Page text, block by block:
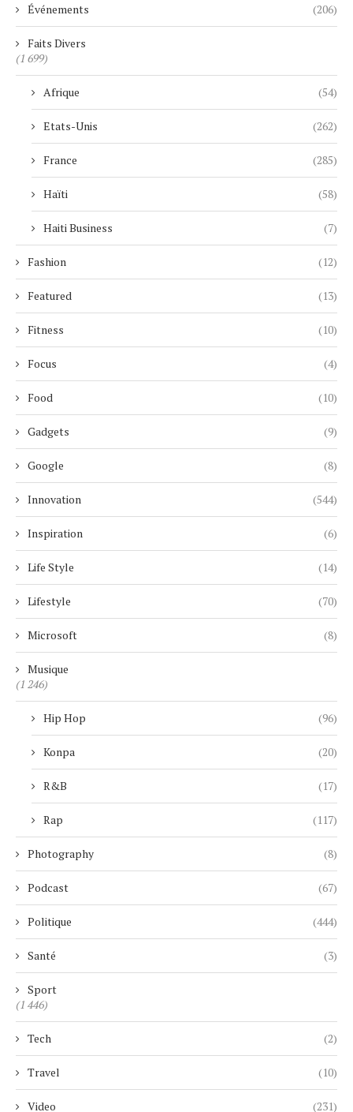
Événements (206)
Faits Divers
(1 699)
Afrique (54)
Etats-Unis (262)
France (285)
Haïti (58)
Haiti Business (7)
Fashion (12)
Featured (13)
Fitness (10)
Focus (4)
Food (10)
Gadgets (9)
Google (8)
Innovation (544)
Inspiration (6)
Life Style (14)
Lifestyle (70)
Microsoft (8)
Musique
(1 246)
Hip Hop (96)
Konpa (20)
R&B (17)
Rap (117)
Photography (8)
Podcast (67)
Politique (444)
Santé (3)
Sport
(1 446)
Tech (2)
Travel (10)
Video (231)